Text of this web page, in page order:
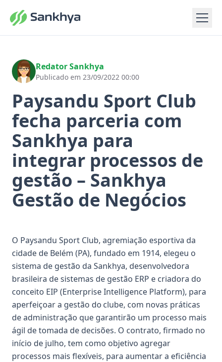
Redator Sankhya
Publicado em 23/09/2022 00:00
Paysandu Sport Club
fecha parceria com
Sankhya para
integrar processos de
gestão – Sankhya
Gestão de Negócios
O Paysandu Sport Club, agremiação esportiva da
cidade de Belém (PA), fundado em 1914, elegeu o
sistema de gestão da Sankhya, desenvolvedora
brasileira de sistemas de gestão ERP e criadora do
conceito EIP (Enterprise Intelligence Platform), para
aperfeiçoar a gestão do clube, com novas práticas
de administração que garantirão um processo mais
ágil de tomada de decisões. O contrato, firmado no
início de julho, tem como objetivo agregar
processos mais flexíveis, para aumentar a eficiência